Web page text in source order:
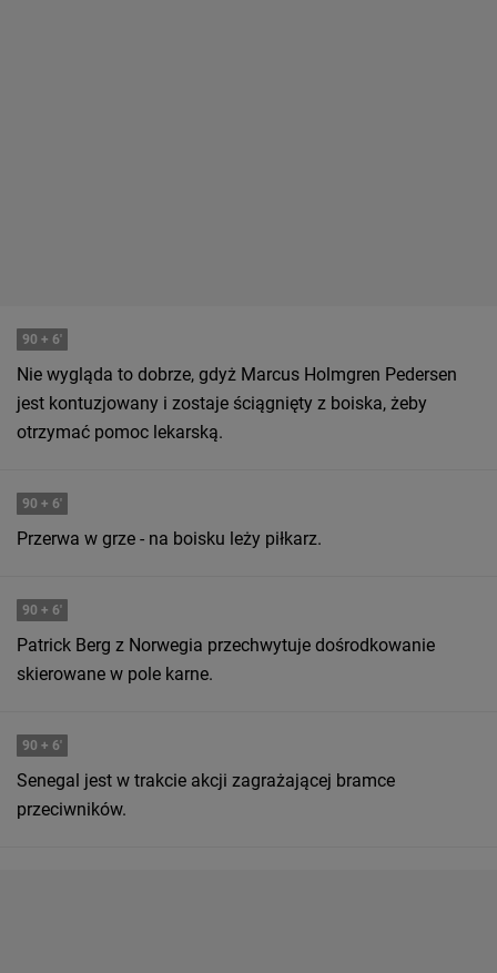
90 + 6'
Nie wygląda to dobrze, gdyż Marcus Holmgren Pedersen
jest kontuzjowany i zostaje ściągnięty z boiska, żeby
otrzymać pomoc lekarską.
90 + 6'
Przerwa w grze - na boisku leży piłkarz.
90 + 6'
Patrick Berg z Norwegia przechwytuje dośrodkowanie
skierowane w pole karne.
90 + 6'
Senegal jest w trakcie akcji zagrażającej bramce
przeciwników.